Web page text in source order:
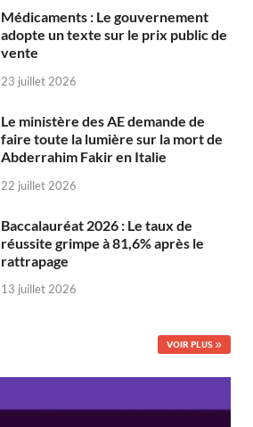
Médicaments : Le gouvernement
adopte un texte sur le prix public de
vente
23 juillet 2026
Le ministère des AE demande de
faire toute la lumière sur la mort de
Abderrahim Fakir en Italie
22 juillet 2026
Baccalauréat 2026 : Le taux de
réussite grimpe à 81,6% après le
rattrapage
13 juillet 2026
VOIR PLUS